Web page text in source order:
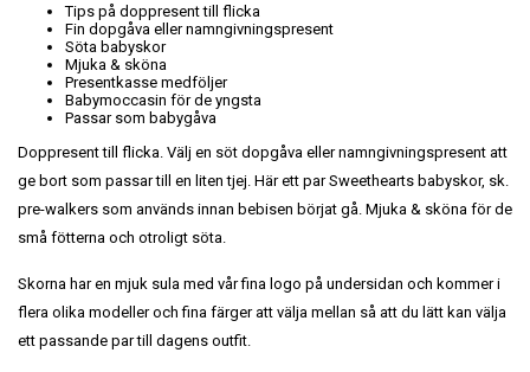
Tips på doppresent till flicka
Fin dopgåva eller namngivningspresent
Söta babyskor
Mjuka & sköna
Presentkasse medföljer
Babymoccasin för de yngsta
Passar som babygåva
Doppresent till flicka. Välj en söt dopgåva eller namngivningspresent att
ge bort som passar till en liten tjej. Här ett parSweethearts babyskor, sk.
pre-walkers som används innan bebisen börjat gå. Mjuka & sköna för de
små fötterna och otroligt söta.
Skorna har en mjuk sula med vår fina logo på undersidan och kommer i
flera olika modeller och fina färger att välja mellan så att du lätt kan välja
ett passande par till dagens outfit.